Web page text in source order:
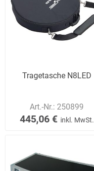
Tragetasche N8LED
Art.-Nr.: 250899
445,06 € inkl. MwSt.